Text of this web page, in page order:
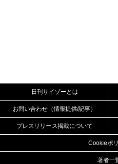
日刊サイゾーとは
お問い合わせ（情報提供/記事）
プレスリリース掲載について
Cookieポ
著者一